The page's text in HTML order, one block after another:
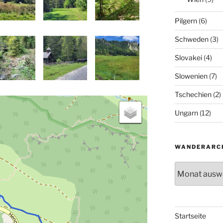
Pilgern(6)
Schweden(3)
Slovakei(4)
Slowenien(7)
Tschechien(2)
Ungarn(12)
Startseite